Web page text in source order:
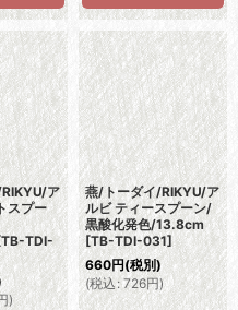
ア
スプー
TB-TDI-
)
燕/トーダイ/RIKYU/ア
ルビ ティースプーン/
黒酸化発色/13.8cm
[TB-TDI-031]
660円(税別)
(税込: 726円)